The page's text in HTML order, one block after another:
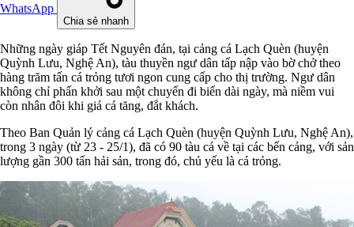
WhatsApp
Chia sẻ nhanh
Những ngày giáp Tết Nguyên đán, tại cảng cá Lạch Quèn (huyện
Quỳnh Lưu, Nghệ An), tàu thuyền ngư dân tấp nập vào bờ chở theo
hàng trăm tấn cá trỏng tươi ngon cung cấp cho thị trường. Ngư dân
không chỉ phấn khởi sau một chuyến đi biển dài ngày, mà niềm vui
còn nhân đôi khi giá cá tăng, đắt khách.
Theo Ban Quản lý cảng cá Lạch Quèn (huyện Quỳnh Lưu, Nghệ An),
trong 3 ngày (từ 23 - 25/1), đã có 90 tàu cá về tại các bến cảng, với sản
lượng gần 300 tấn hải sản, trong đó, chủ yếu là cá trỏng.